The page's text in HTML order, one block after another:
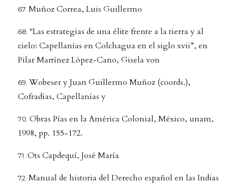
Muñoz Correa, Luis Guillermo
“Las estrategias de una élite frente a la tierra y al
cielo: Capellanías en Colchagua en el siglo xvii”, en
Pilar Martínez López-Cano, Gisela von
Wobeser y Juan Guillermo Muñoz (coords.),
Cofradías, Capellanías y
Obras Pías en la América Colonial, México, unam,
1998, pp. 155-172.
Ots Capdequí, José María
Manual de historia del Derecho español en las Indias